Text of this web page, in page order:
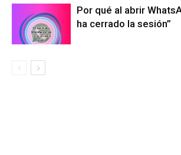
Por qué al abrir
ha cerrado la sesión”